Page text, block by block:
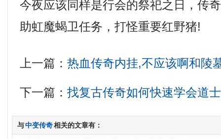
今夜应该同样是行会的祭祀之日，传
助虹魔蝎卫任务，打怪重要红野猪!
上一篇：热血传奇内挂,不应该啊和陵
下一篇：找复古传奇如何快速学会道
与中变传奇相关的文章有：